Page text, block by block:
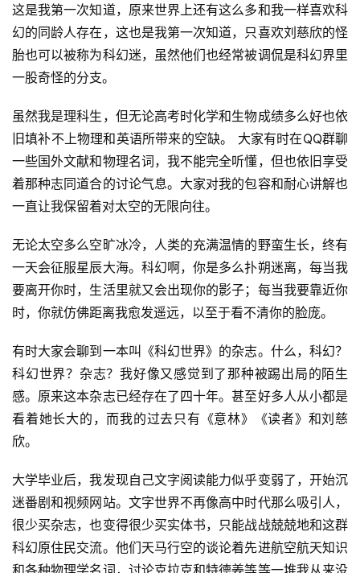
这是我第一次知道，原来世界上还有这么多和我一样喜欢科
幻的同龄人存在，这也是我第一次知道，只喜欢刘慈欣的怪
胎也可以被称为科幻迷，虽然他们也经常被调侃是科幻界里
一股奇怪的分支。
虽然我是理科生，但无论高考时化学和生物成绩多么好也依
旧填补不上物理和英语所带来的空缺。 大家有时在QQ群聊
一些国外文献和物理名词，我不能完全听懂，但也依旧享受
着那种志同道合的讨论气息。大家对我的包容和耐心讲解也
一直让我保留着对太空的无限向往。
无论太空多么空旷冰冷，人类的充满温情的野蛮生长，终有
一天会征服星辰大海。科幻啊，你是多么扑朔迷离，每当我
要离开你时，生活里就又会出现你的影子；每当我要靠近你
时，你就仿佛距离我愈发遥远，以至于看不清你的脸庞。
有时大家会聊到一本叫《科幻世界》的杂志。什么，科幻？
科幻世界？杂志？我好像又感觉到了那种被踢出局的陌生
感。原来这本杂志已经存在了四十年。甚至好多人从小都是
看着她长大的，而我的过去只有《意林》《读者》和刘慈
欣。
大学毕业后，我发现自己文字阅读能力似乎变弱了，开始沉
迷番剧和视频网站。文字世界不再像高中时代那么吸引人，
很少买杂志，也变得很少买实体书，只能战战兢兢地和这群
科幻原住民交流。他们天马行空的谈论着先进航空航天知识
和各种物理学名词，讨论克拉克和特德姜等等一堆我从来没